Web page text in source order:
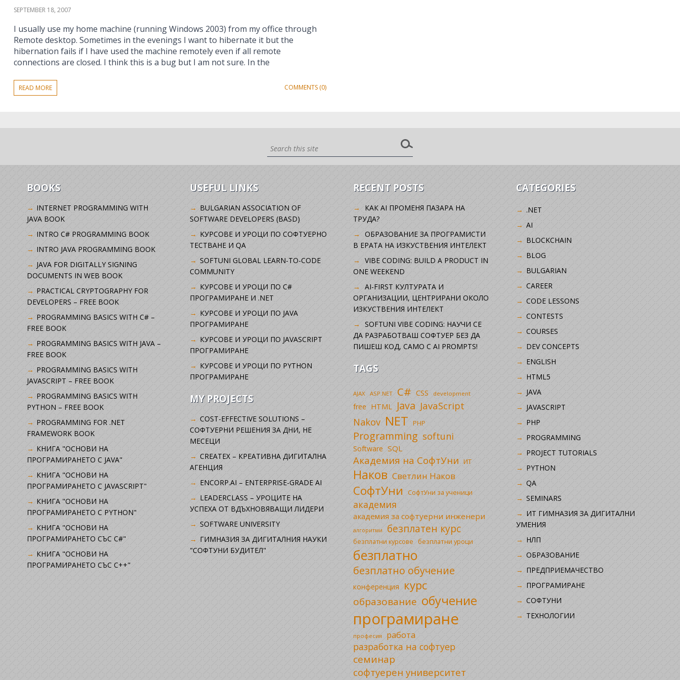
SEPTEMBER 18, 2007
I usually use my home machine (running Windows 2003) from my office through
Remote desktop. Sometimes in the evenings I want to hibernate it but the
hibernation fails if I have used the machine remotely even if all remote
connections are closed. I think this is a bug but I am not sure. In the
READ MORE COMMENTS (0)
BOOKS
INTERNET PROGRAMMING WITH
JAVA BOOK
INTRO C# PROGRAMMING BOOK
INTRO JAVA PROGRAMMING BOOK
JAVA FOR DIGITALLY SIGNING
DOCUMENTS IN WEB BOOK
PRACTICAL CRYPTOGRAPHY FOR
DEVELOPERS – FREE BOOK
PROGRAMMING BASICS WITH C# –
FREE BOOK
PROGRAMMING BASICS WITH JAVA –
FREE BOOK
PROGRAMMING BASICS WITH
JAVASCRIPT – FREE BOOK
PROGRAMMING BASICS WITH
PYTHON – FREE BOOK
PROGRAMMING FOR .NET
FRAMEWORK BOOK
КНИГА "ОСНОВИ НА
ПРОГРАМИРАНЕТО С JAVA"
КНИГА "ОСНОВИ НА
ПРОГРАМИРАНЕТО С JAVASCRIPT"
КНИГА "ОСНОВИ НА
ПРОГРАМИРАНЕТО С PYTHON"
КНИГА "ОСНОВИ НА
ПРОГРАМИРАНЕТО СЪС C#"
КНИГА "ОСНОВИ НА
ПРОГРАМИРАНЕТО СЪС C++"
USEFUL LINKS
BULGARIAN ASSOCIATION OF
SOFTWARE DEVELOPERS (BASD)
KУРСОВЕ И УРОЦИ ПО СОФТУЕРНО
ТЕСТВАНЕ И QA
SOFTUNI GLOBAL LEARN-TO-CODE
COMMUNITY
КУРСОВЕ И УРОЦИ ПО C#
ПРОГРАМИРАНЕ И .NET
КУРСОВЕ И УРОЦИ ПО JAVA
ПРОГРАМИРАНЕ
КУРСОВЕ И УРОЦИ ПО JAVASCRIPT
ПРОГРАМИРАНЕ
КУРСОВЕ И УРОЦИ ПО PYTHON
ПРОГРАМИРАНЕ
MY PROJECTS
COST-EFFECTIVE SOLUTIONS –
СОФТУЕРНИ РЕШЕНИЯ ЗА ДНИ, НЕ
МЕСЕЦИ
CREATEX – КРЕАТИВНА ДИГИТАЛНА
АГЕНЦИЯ
ENCORP.AI – ENTERPRISE-GRADE AI
LEADERCLASS – УРОЦИТЕ НА
УСПЕХА ОТ ВДЪХНОВЯВАЩИ ЛИДЕРИ
SOFTWARE UNIVERSITY
ГИМНАЗИЯ ЗА ДИГИТАЛНИЯ НАУКИ
"СОФТУНИ БУДИТЕЛ"
RECENT POSTS
КАК AI ПРОМЕНЯ ПАЗАРА НА
ТРУДА?
ОБРАЗОВАНИЕ ЗА ПРОГРАМИСТИ
В ЕРАТА НА ИЗКУСТВЕНИЯ ИНТЕЛЕКТ
VIBE CODING: BUILD A PRODUCT IN
ONE WEEKEND
AI-FIRST КУЛТУРАТА И
ОРГАНИЗАЦИИ, ЦЕНТРИРАНИ ОКОЛО
ИЗКУСТВЕНИЯ ИНТЕЛЕКТ
SOFTUNI VIBE CODING: НАУЧИ СЕ
ДА РАЗРАБОТВАШ СОФТУЕР БЕЗ ДА
ПИШЕШ КОД, САМО С AI PROMPTS!
TAGS
AJAX ASP.NET C# CSS development
free HTML Java JavaScript
Nakov NET PHP
Programming softuni
Software SQL
Академия на СофтУни ИТ
Наков Светлин Наков
СофтУни СофтУни за ученици
академия
академия за софтуерни инженери
алгоритми безплатен курс
безплатни курсове безплатни уроци
безплатно
безплатно обучение
конференция курс
образование обучение
програмиране
професия работа
разработка на софтуер
семинар
софтуерен университет
CATEGORIES
.NET
AI
BLOCKCHAIN
BLOG
BULGARIAN
CAREER
CODE LESSONS
CONTESTS
COURSES
DEV CONCEPTS
ENGLISH
HTML5
JAVA
JAVASCRIPT
PHP
PROGRAMMING
PROJECT TUTORIALS
PYTHON
QA
SEMINARS
ИТ ГИМНАЗИЯ ЗА ДИГИТАЛНИ
УМЕНИЯ
НЛП
ОБРАЗОВАНИЕ
ПРЕДПРИЕМАЧЕСТВО
ПРОГРАМИРАНЕ
СОФТУНИ
ТЕХНОЛОГИИ